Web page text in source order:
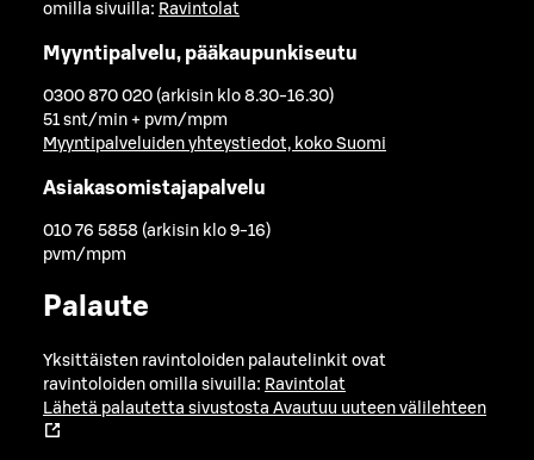
omilla sivuilla: Ravintolat
Myyntipalvelu, pääkaupunkiseutu
0300 870 020 (arkisin klo 8.30-16.30)
51 snt/min + pvm/mpm
Myyntipalveluiden yhteystiedot, koko Suomi
Asiakasomistajapalvelu
010 76 5858 (arkisin klo 9-16)
pvm/mpm
Palaute
Yksittäisten ravintoloiden palautelinkit ovat
ravintoloiden omilla sivuilla: Ravintolat
Lähetä palautetta sivustosta Avautuu uuteen välilehteen